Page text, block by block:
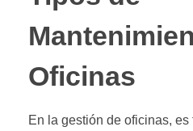
Oficinas
En la gestión de oficinas, es